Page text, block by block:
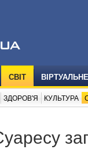
СВІТ
ЗДОРОВ'Я КУЛЬТУРА